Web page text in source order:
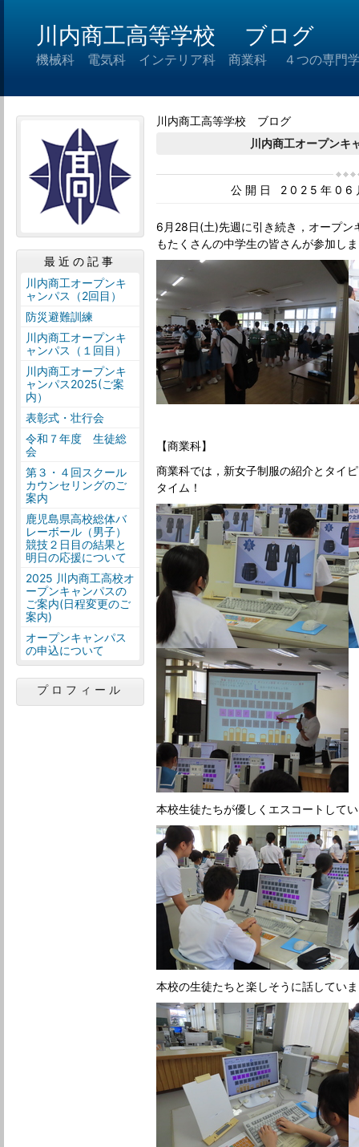
川内商工高等学校 ブログ
機械科 電気科 インテリア科 商業科 ４つの専門学
川内商工高等学校 ブログ
川内商工オープンキ
公開日 2025年06
6月28日(土)先週に引き続き，オープ
もたくさんの中学生の皆さんが参加し
【商業科】
商業科では，新女子制服の紹介とタイ
タイム！
本校生徒たちが優しくエスコートして
本校の生徒たちと楽しそうに話してい
最近の記事
川内商工オープンキ
ャンパス（2回目）
防災避難訓練
川内商工オープンキ
ャンパス（１回目）
川内商工オープンキ
ャンパス2025(ご案
内）
表彰式・壮行会
令和７年度 生徒総
会
第３・４回スクール
カウンセリングのご
案内
鹿児島県高校総体バ
レーボール（男子）
競技２日目の結果と
明日の応援について
2025 川内商工高校オ
ープンキャンパスの
ご案内(日程変更のご
案内)
オープンキャンパス
の申込について
プロフィール